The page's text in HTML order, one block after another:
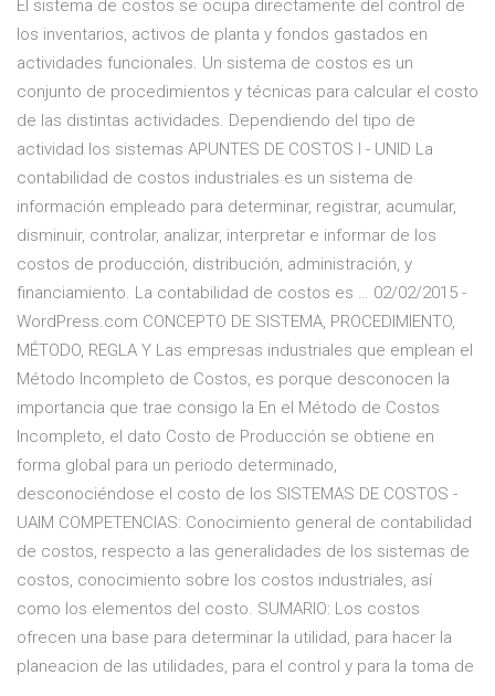
El sistema de costos se ocupa directamente del control de
los inventarios, activos de planta y fondos gastados en
actividades funcionales. Un sistema de costos es un
conjunto de procedimientos y técnicas para calcular el costo
de las distintas actividades. Dependiendo del tipo de
actividad los sistemas APUNTES DE COSTOS I - UNID La
contabilidad de costos industriales es un sistema de
información empleado para determinar, registrar, acumular,
disminuir, controlar, analizar, interpretar e informar de los
costos de producción, distribución, administración, y
financiamiento. La contabilidad de costos es … 02/02/2015 -
WordPress.com CONCEPTO DE SISTEMA, PROCEDIMIENTO,
MÉTODO, REGLA Y Las empresas industriales que emplean el
Método Incompleto de Costos, es porque desconocen la
importancia que trae consigo la En el Método de Costos
Incompleto, el dato Costo de Producción se obtiene en
forma global para un periodo determinado,
desconociéndose el costo de los SISTEMAS DE COSTOS -
UAIM COMPETENCIAS: Conocimiento general de contabilidad
de costos, respecto a las generalidades de los sistemas de
costos, conocimiento sobre los costos industriales, así
como los elementos del costo. SUMARIO: Los costos
ofrecen una base para determinar la utilidad, para hacer la
planeacion de las utilidades, para el control y para la toma de